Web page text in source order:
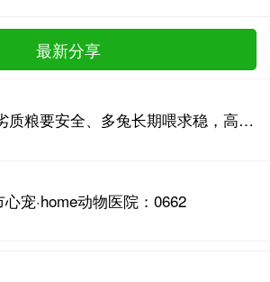
最新分享
2026怕劣质粮要安全、多兔长期喂求稳，高品质兔粮推荐
宠·home动物医院：0662